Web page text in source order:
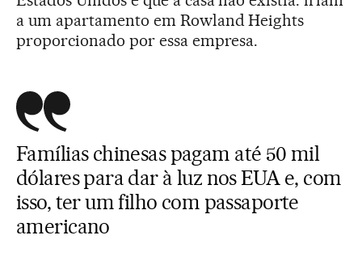
a um apartamento em Rowland Heights
proporcionado por essa empresa.
Famílias chinesas pagam até 50 mil
dólares para dar à luz nos EUA e, com
isso, ter um filho com passaporte
americano